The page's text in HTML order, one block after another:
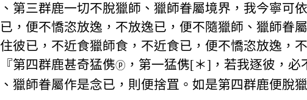
第三群鹿一切不脫獵師、獵師眷屬境界，我今寧可
，便不憍恣放逸，不放逸已，便不隨獵師、獵師眷
彼已，不近食獵師食，不近食已，便不憍恣放逸，
第四群鹿甚奇猛㑺ⓟ ，第一猛㑺[＊]，若我逐彼，
獵師眷屬作是念已，則便捨罝。如是第四群鹿便脫